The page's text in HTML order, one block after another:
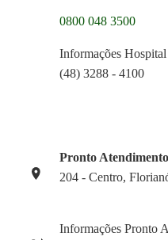
0800 048 3500
Informações
(48) 3288 - 4100
Pronto
204 - Centro,
Informações Pronto